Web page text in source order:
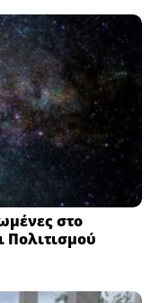
στο
Πολιτισμού